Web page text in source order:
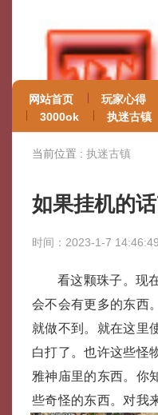
网站首页 玩家心得
3000ok
执迷古镇
当前位置 : 执迷古镇
如果挂机的
时间：2023-1-7 14:46:49
看这颗珠子。现
会不会有更多的东西
就做不到。就在这里
白打了。也许这些怪
雅神庙里的东西。你
些奇怪的东西。对我